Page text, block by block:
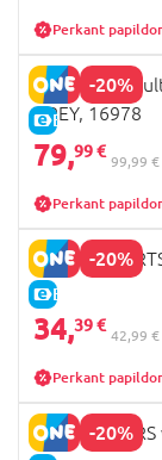
Perkant
-20%
E-KAINA
INGENUITY
GREY, 16978
79,99 €
99,99 €
Perkant
-20%
E-KAINA
BRIGHT
34,39 €
42,99 €
Perkant
-20%
BRIGHT